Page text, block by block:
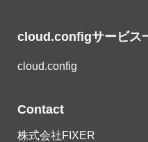
cloud.configサービス
cloud.config
Contact
株式会社FIXER